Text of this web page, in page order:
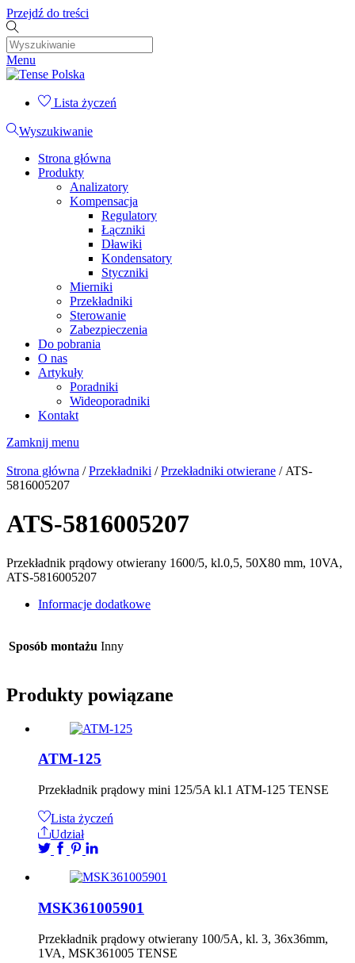
Przejdź do treści
Menu
Lista życzeń
Wyszukiwanie
Strona główna
Produkty
Analizatory
Kompensacja
Regulatory
Łączniki
Dławiki
Kondensatory
Styczniki
Mierniki
Przekładniki
Sterowanie
Zabezpieczenia
Do pobrania
O nas
Artykuły
Poradniki
Wideoporadniki
Kontakt
Zamknij menu
Strona główna /Przekładniki /Przekładniki otwierane / ATS-
5816005207
ATS-5816005207
Przekładnik prądowy otwierany 1600/5, kl.0,5, 50X80 mm, 10VA,
ATS-5816005207
Informacje dodatkowe
Sposób montażu Inny
Produkty powiązane
ATM-125
Przekładnik prądowy mini 125/5A kl.1 ATM-125 TENSE
Lista życzeń
Udział
MSK361005901
Przekładnik prądowy otwierany 100/5A, kl. 3, 36x36mm,
1VA, MSK361005 TENSE